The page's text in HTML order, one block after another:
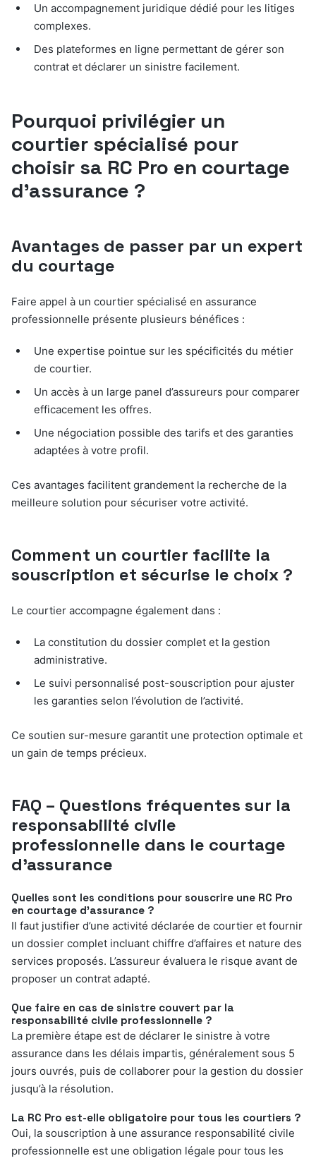
Un accompagnement juridique dédié pour les litiges
complexes.
Des plateformes en ligne permettant de gérer son
contrat et déclarer un sinistre facilement.
Pourquoi privilégier un
courtier spécialisé pour
choisir sa RC Pro en courtage
d’assurance ?
Avantages de passer par un expert
du courtage
Faire appel à un courtier spécialisé en assurance
professionnelle présente plusieurs bénéfices :
Une expertise pointue sur les spécificités du métier
de courtier.
Un accès à un large panel d’assureurs pour comparer
efficacement les offres.
Une négociation possible des tarifs et des garanties
adaptées à votre profil.
Ces avantages facilitent grandement la recherche de la
meilleure solution pour sécuriser votre activité.
Comment un courtier facilite la
souscription et sécurise le choix ?
Le courtier accompagne également dans :
La constitution du dossier complet et la gestion
administrative.
Le suivi personnalisé post-souscription pour ajuster
les garanties selon l’évolution de l’activité.
Ce soutien sur-mesure garantit une protection optimale et
un gain de temps précieux.
FAQ – Questions fréquentes sur la
responsabilité civile
professionnelle dans le courtage
d’assurance
Quelles sont les conditions pour souscrire une RC Pro
en courtage d’assurance ?
Il faut justifier d’une activité déclarée de courtier et fournir
un dossier complet incluant chiffre d’affaires et nature des
services proposés. L’assureur évaluera le risque avant de
proposer un contrat adapté.
Que faire en cas de sinistre couvert par la
responsabilité civile professionnelle ?
La première étape est de déclarer le sinistre à votre
assurance dans les délais impartis, généralement sous 5
jours ouvrés, puis de collaborer pour la gestion du dossier
jusqu’à la résolution.
La RC Pro est-elle obligatoire pour tous les courtiers ?
Oui, la souscription à une assurance responsabilité civile
professionnelle est une obligation légale pour tous les